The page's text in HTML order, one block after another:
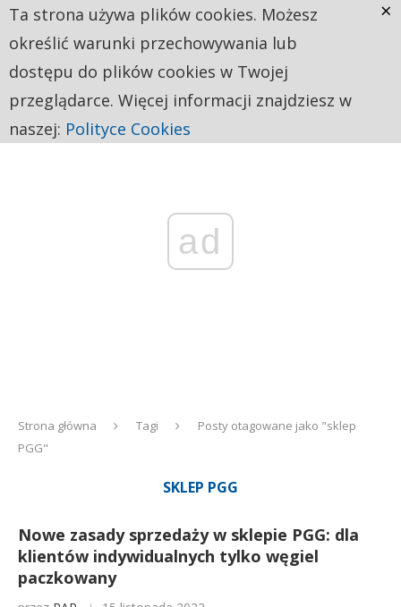
ad
Strona główna Tagi
Posty otagowane jako "sklep
PGG"
SKLEP PGG
Nowe zasady sprzedaży w sklepie PGG: dla
klientów indywidualnych tylko węgiel
paczkowany
Ta strona używa plików cookies. Możesz
określić warunki przechowywania lub
dostępu do plików cookies w Twojej
przeglądarce. Więcej informacji znajdziesz w
naszej: Polityce Cookies
×